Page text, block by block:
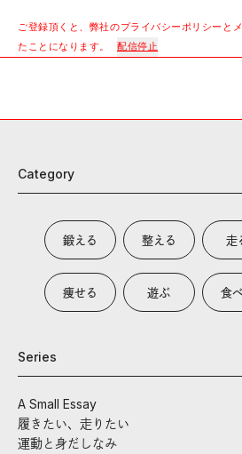
ご登録頂くと、弊社のプライバシーポリシーと
たことになります。
配信停止
Category
鍛える 整える 走
痩せる 遊ぶ 食
Series
A Small Essay
履きたい、走りたい
運動と身だしなみ